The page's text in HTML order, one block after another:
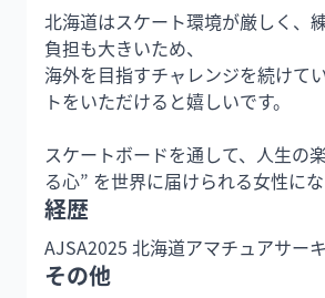
北海道はスケート環境が厳しく、
負担も大きいため、
海外を目指すチャレンジを続けて
トをいただけると嬉しいです。
スケートボードを通して、人生の
る心” を世界に届けられる女性に
経歴
AJSA2025 北海道アマチュアサー
その他